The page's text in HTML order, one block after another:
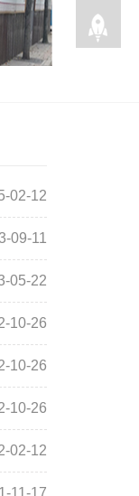
02-12
09-11
05-22
10-26
10-26
10-26
02-12
11-17